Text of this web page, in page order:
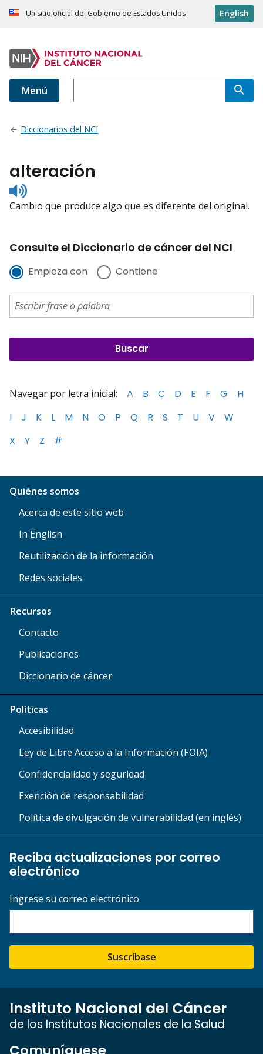
Un sitio oficial del Gobierno de Estados Unidos English
Menú
Diccionarios del NCI
alteración
Listen
to
pronunciation
Cambio que produce algo que es diferente del original.
Consulte el Diccionario de cáncer del NCI
Empieza con Contiene
Navegar por letra inicial: A B C D E F G
H
I
J K L M N O P Q R S T U V
W
X
Y Z #
Quiénes somos
Acerca de este sitio web
In English
Reutilización de la información
Redes sociales
Recursos
Contacto
Publicaciones
Diccionario de cáncer
Políticas
Accesibilidad
Ley de Libre Acceso a la Información (FOIA)
Confidencialidad y seguridad
Exención de responsabilidad
Política de divulgación de vulnerabilidad (en inglés)
Reciba actualizaciones por correo
electrónico
Ingrese su correo electrónico
Suscríbase
Instituto Nacional del Cáncer
de los Institutos Nacionales de la Salud